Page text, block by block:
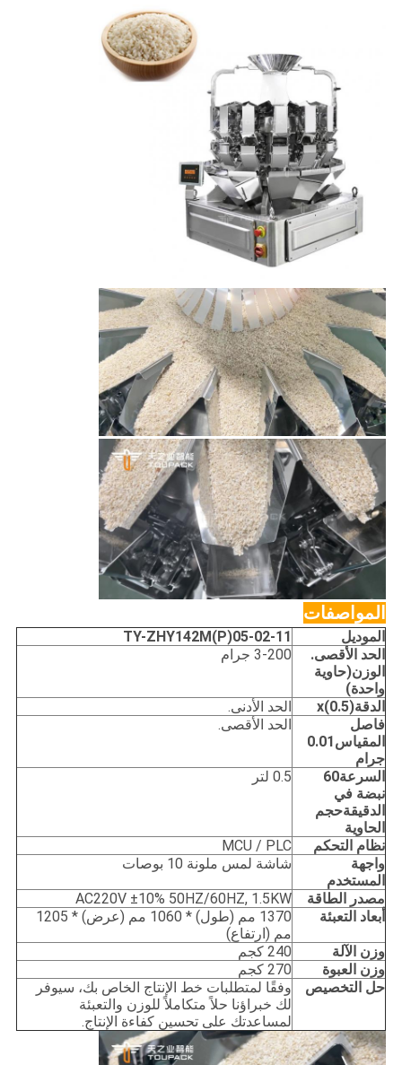
المواصفات
الموديل
TY-ZHY142M(P)05-02-11
الحد الأقصى.
الوزن(حاوية
واحدة)
3-200 جرام
الدقةx(0.5)
الحد الأدنى.
فاصل
المقياس0.01
جرام
الحد الأقصى.
السرعة60
نبضة في
الدقيقةحجم
الحاوية
0.5 لتر
نظام التحكم
MCU / PLC
واجهة
المستخدم
شاشة لمس ملونة 10 بوصات
مصدر الطاقة
AC220V ±10% 50HZ/60HZ, 1.5KW
أبعاد التعبئة
1370 مم (طول) * 1060 مم (عرض) * 1205
مم (ارتفاع)
وزن الآلة
240 كجم
وزن العبوة
270 كجم
حل التخصيص
وفقًا لمتطلبات خط الإنتاج الخاص بك، سيوفر
لك خبراؤنا حلاً متكاملاً للوزن والتعبئة
لمساعدتك على تحسين كفاءة الإنتاج.